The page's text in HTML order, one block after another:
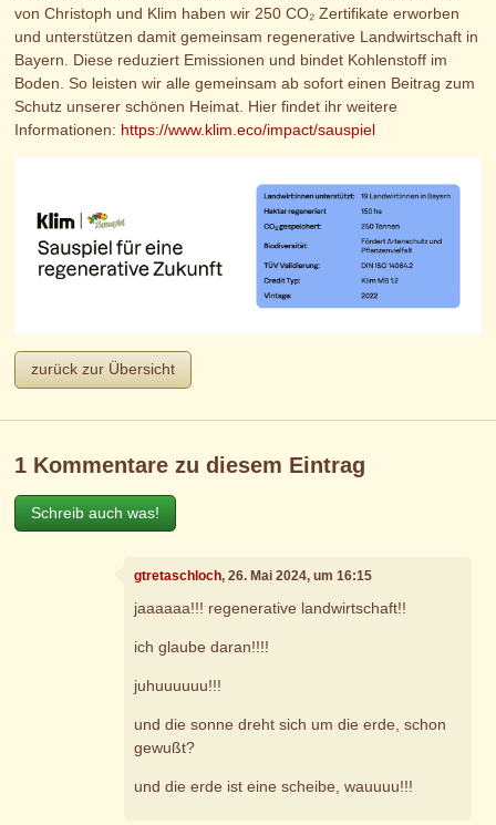
von Christoph und Klim haben wir 250 CO₂ Zertifikate erworben
und unterstützen damit gemeinsam regenerative Landwirtschaft in
Bayern. Diese reduziert Emissionen und bindet Kohlenstoff im
Boden. So leisten wir alle gemeinsam ab sofort einen Beitrag zum
Schutz unserer schönen Heimat. Hier findet ihr weitere
Informationen: https://www.klim.eco/impact/sauspiel
zurück zur Übersicht
1 Kommentare zu diesem Eintrag
Schreib auch was!
gtretaschloch, 26. Mai 2024, um 16:15
jaaaaaa!!! regenerative landwirtschaft!!
ich glaube daran!!!!
juhuuuuuu!!!
und die sonne dreht sich um die erde, schon
gewußt?
und die erde ist eine scheibe, wauuuu!!!